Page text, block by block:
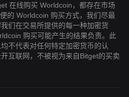
在线购买 Worldcoin，都存在市场
的 Worldcoin 购买方式，我们尽最
们在交易所提供的每一种加密货
购买可能产生的结果负责。此
不代表对任何特定加密货币的认
互联网，不被视为来自Bitget的买卖